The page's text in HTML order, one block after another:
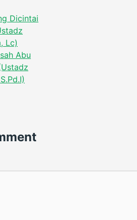
Dicintai
Lc)
Abu